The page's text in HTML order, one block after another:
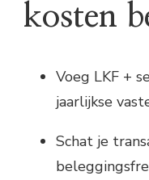
kosten
Voeg LKF +
jaarlijkse
Schat je